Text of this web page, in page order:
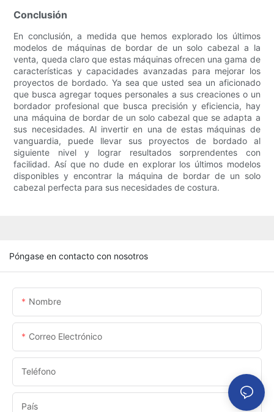
Conclusión
En conclusión, a medida que hemos explorado los últimos
modelos de máquinas de bordar de un solo cabezal a la
venta, queda claro que estas máquinas ofrecen una gama de
características y capacidades avanzadas para mejorar los
proyectos de bordado. Ya sea que usted sea un aficionado
que busca agregar toques personales a sus creaciones o un
bordador profesional que busca precisión y eficiencia, hay
una máquina de bordar de un solo cabezal que se adapta a
sus necesidades. Al invertir en una de estas máquinas de
vanguardia, puede llevar sus proyectos de bordado al
siguiente nivel y lograr resultados sorprendentes con
facilidad. Así que no dude en explorar los últimos modelos
disponibles y encontrar la máquina de bordar de un solo
cabezal perfecta para sus necesidades de costura.
Póngase en contacto con nosotros
Nombre
Correo Electrónico
Teléfono
País